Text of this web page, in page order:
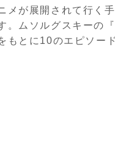
メが展開されて行く
。ムソルグスキーの
もとに10のエピソー